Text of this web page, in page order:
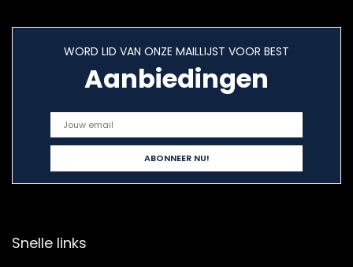
WORD LID VAN ONZE MAILLIJST VOOR BEST
Aanbiedingen
Snelle links